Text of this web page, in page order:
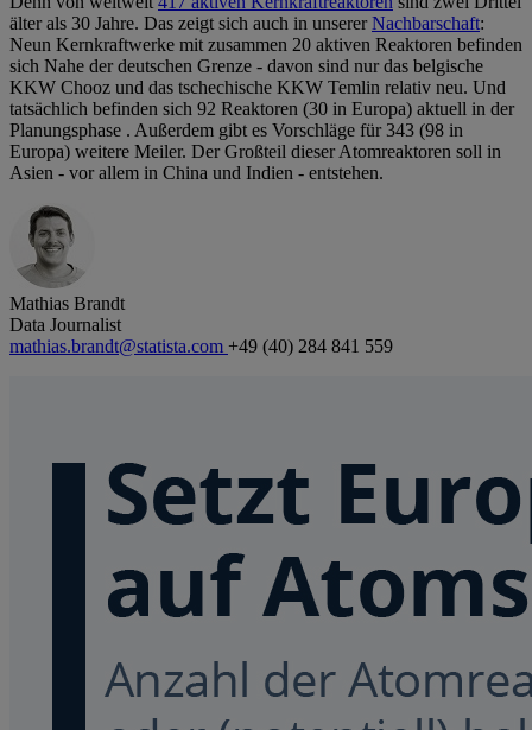
älter als 30 Jahre. Das zeigt sich auch in unsererNachbarschaft:
Neun Kernkraftwerke mit zusammen 20 aktiven Reaktoren befinden
sich Nahe der deutschen Grenze - davon sind nur das belgische
KKW Chooz und das tschechische KKW Temlin relativ neu. Und
tatsächlich befinden sich 92 Reaktoren (30 in Europa) aktuell in der
Planungsphase . Außerdem gibt es Vorschläge für 343 (98 in
Europa) weitere Meiler. Der Großteil dieser Atomreaktoren soll in
Asien - vor allem in China und Indien - entstehen.
Mathias Brandt
Data Journalist
mathias.brandt@statista.com +49 (40) 284 841 559